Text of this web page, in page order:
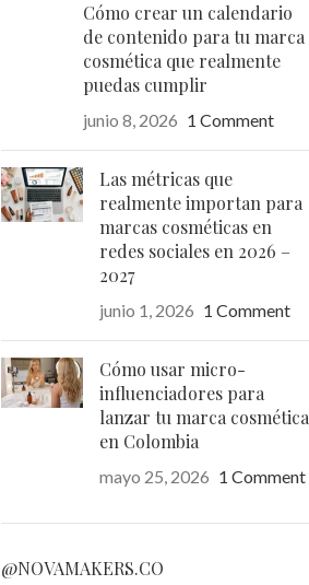
Cómo crear un calendario
de contenido para tu marca
cosmética que realmente
puedas cumplir
junio 8, 2026 1 Comment
Las métricas que
realmente importan para
marcas cosméticas en
redes sociales en 2026 –
2027
junio 1, 2026 1 Comment
Cómo usar micro-
influenciadores para
lanzar tu marca cosmética
en Colombia
mayo 25, 2026 1 Comment
@NOVAMAKERS.CO